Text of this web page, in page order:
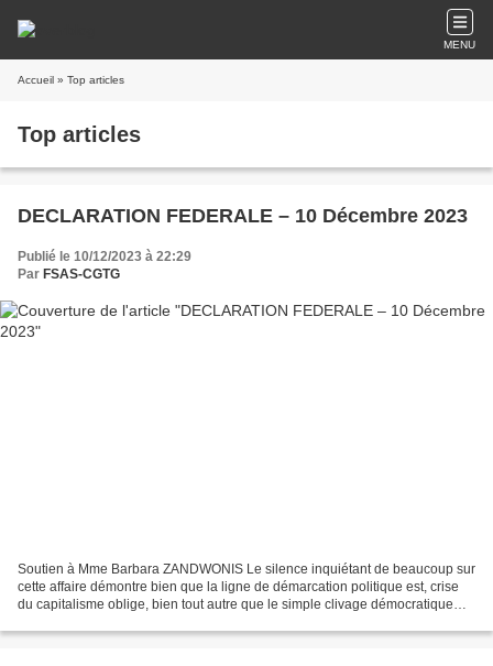
MENU
Accueil » Top articles
Top articles
DECLARATION FEDERALE – 10 Décembre 2023
Publié le 10/12/2023 à 22:29
Par FSAS-CGTG
Soutien à Mme Barbara ZANDWONIS Le silence inquiétant de beaucoup sur
cette affaire démontre bien que la ligne de démarcation politique est, crise
du capitalisme oblige, bien tout autre que le simple clivage démocratique